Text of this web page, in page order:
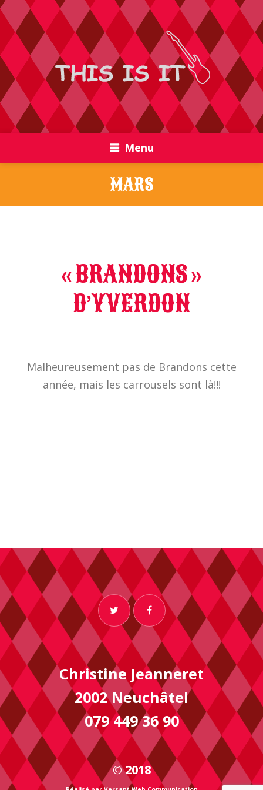
Menu
MARS
« BRANDONS »
D’YVERDON
Malheureusement pas de Brandons cette
année, mais les carrousels sont là!!!
Christine Jeanneret
2002 Neuchâtel
079 449 36 90
© 2018